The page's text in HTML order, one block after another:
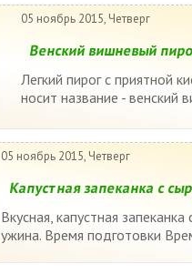
05 ноябрь 2015, Четверг
Венский вишневый
Легкий пирог с приятной
носит название - венский
05 ноябрь 2015, Четверг
Капустная запеканка с
Вкусная, капустная
ужина. Время подготовки